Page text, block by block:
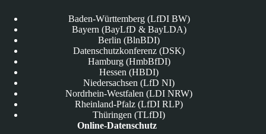
Baden-Württemberg (LfDI BW)
Bayern (BayLfD & BayLDA)
Berlin (BlnBDI)
Datenschutzkonferenz (DSK)
Hamburg (HmbBfDI)
Hessen (HBDI)
Niedersachsen (LfD NI)
Nordrhein-Westfalen (LDI NRW)
Rheinland-Pfalz (LfDI RLP)
Thüringen (TLfDI)
Online-Datenschutz